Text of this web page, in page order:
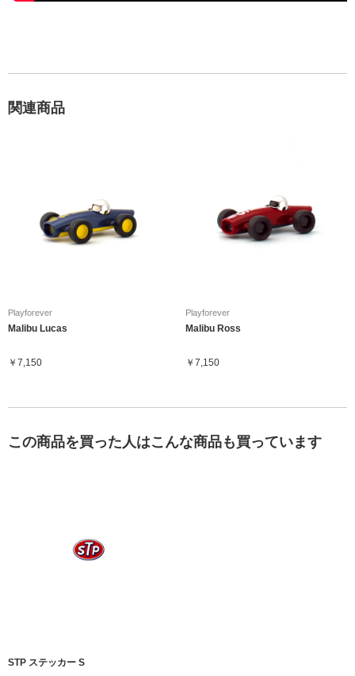
関連商品
Playforever
Malibu Lucas
￥7,150
Playforever
Malibu Ross
￥7,150
この商品を買った人はこんな商品も買っています
STP ステッカー S